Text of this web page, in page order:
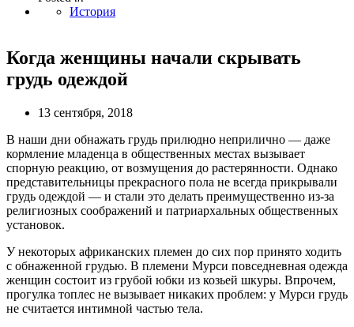
История
Когда женщины начали скрывать
грудь одеждой
13 сентября, 2018
В наши дни обнажать грудь прилюдно неприлично — даже
кормление младенца в общественных местах вызывает
спорную реакцию, от возмущения до растерянности. Однако
представительницы прекрасного пола не всегда прикрывали
грудь одеждой — и стали это делать преимущественно из-за
религиозных соображений и патриархальных общественных
установок.
У некоторых африканских племен до сих пор принято ходить
с обнаженной грудью. В племени Мурси повседневная одежда
женщин состоит из грубой юбки из козьей шкуры. Впрочем,
прогулка топлес не вызывает никаких проблем: у Мурси грудь
не считается интимной частью тела.